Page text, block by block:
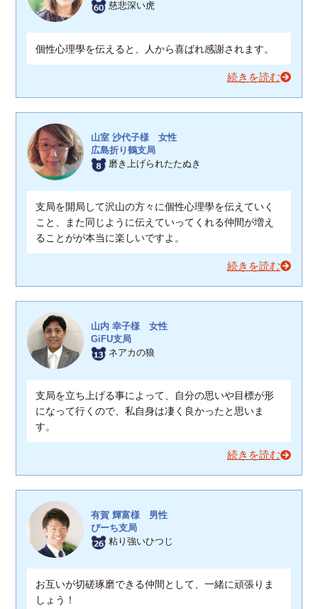
慈悲深い虎
個性心理學を伝えると、人から喜ばれ感謝されます。
続きを読む
山室 沙代子様 女性
広島折り鶴支局
磨き上げられたたぬき
支局を開局して沢山の方々に個性心理學を伝えていく
こと、また同じように伝えていってくれる仲間が増え
ることがが本当に楽しいですよ。
続きを読む
山内 幸子様 女性
GiFU支局
ネアカの狼
支局を立ち上げる事によって、自分の思いや目標が形
になって行くので、私自身は凄く良かったと思いま
す。
続きを読む
有賀 輝富様 男性
ぴーち支局
粘り強いひつじ
お互いが切磋琢磨できる仲間として、一緒に頑張りま
しょう！